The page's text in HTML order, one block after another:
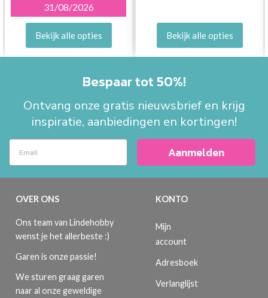
31/08/2026
Bekijk alle opties Bekijk alle opties
Bespaar tot 50%!
Ontvang onze gratis nieuwsbrief en krijg
inspiratie, aanbiedingen en kortingen!
Aanmelden
OVER ONS
Ons team van Lindehobby
wenst je het allerbeste :)
Garen is onze passie!
We sturen graag garen
naar al onze geweldige
KONTO
Mijn
account
Adresboek
Verlanglijst